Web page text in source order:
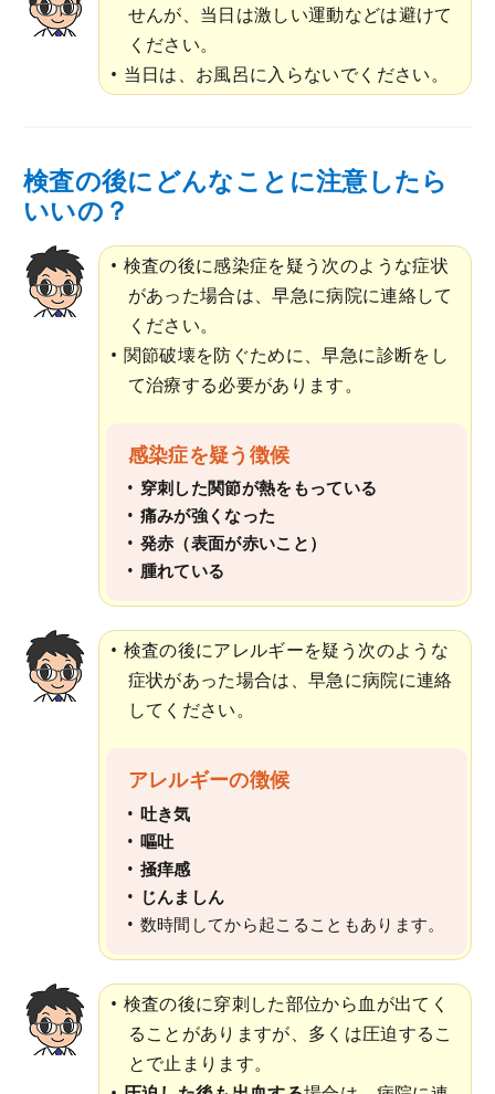
せんが、当日は激しい運動などは避けて
ください。
当日は、お風呂に入らないでください。
検査の後にどんなことに注意したら
いいの？
検査の後に感染症を疑う次のような症状
があった場合は、早急に病院に連絡して
ください。
関節破壊を防ぐために、早急に診断をし
て治療する必要があります。
感染症を疑う徴候
穿刺した関節が熱をもっている
痛みが強くなった
発赤（表面が赤いこと）
腫れている
検査の後にアレルギーを疑う次のような
症状があった場合は、早急に病院に連絡
してください。
アレルギーの徴候
吐き気
嘔吐
掻痒感
じんましん
数時間してから起こることもあります。
検査の後に穿刺した部位から血が出てく
ることがありますが、多くは圧迫するこ
とで止まります。